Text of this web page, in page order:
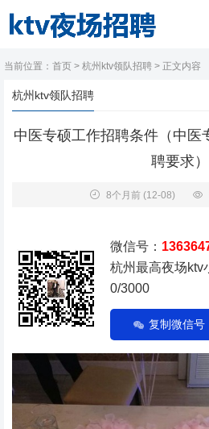
当前位置： 首页 > 杭州ktv领队招聘 > 正文内容
杭州ktv领队招聘
中医专硕工作招聘条件（中医
聘要求）
8个月前 (12-08)
微信号：
杭州最高夜场ktv
0/3000
复制微信号